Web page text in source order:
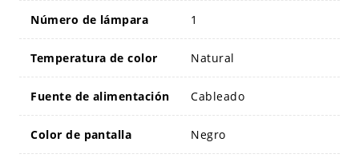
Número de lámpara 1
Temperatura de color Natural
Fuente de alimentación Cableado
Color de pantalla Negro